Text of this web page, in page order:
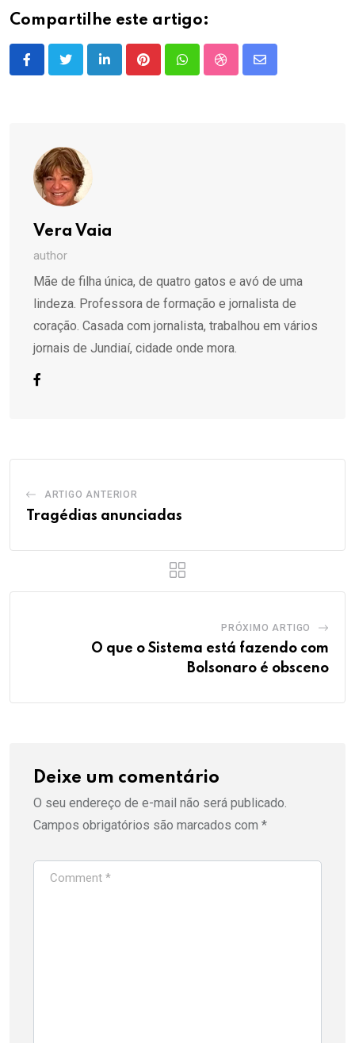
Compartilhe este artigo:
LinkedInPinterestWhatsappStumbleUpon
Share
Vera Vaia
author
Mãe de filha única, de quatro gatos e avó de uma
lindeza. Professora de formação e jornalista de
coração. Casada com jornalista, trabalhou em vários
jornais de Jundiaí, cidade onde mora.
ARTIGO ANTERIOR
Tragédias anunciadas
PRÓXIMO ARTIGO
O que o Sistema está fazendo com
Bolsonaro é obsceno
Deixe um comentário
O seu endereço de e-mail não será publicado.
Campos obrigatórios são marcados com *